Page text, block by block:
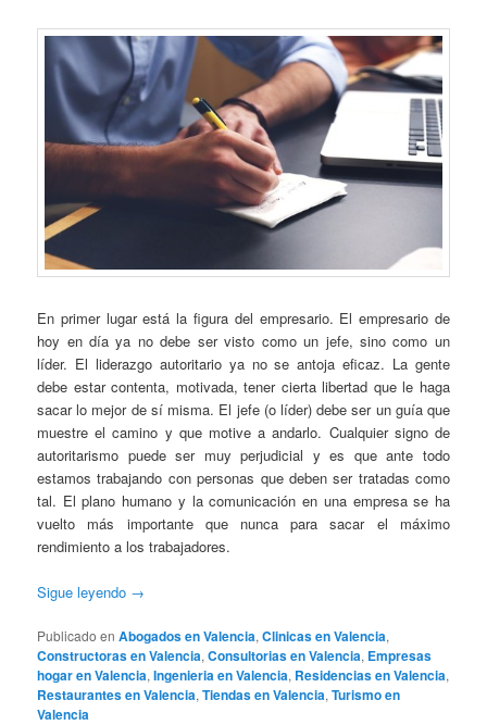
En primer lugar está la figura del empresario. El empresario de
hoy en día ya no debe ser visto como un jefe, sino como un
líder. El liderazgo autoritario ya no se antoja eficaz. La gente
debe estar contenta, motivada, tener cierta libertad que le haga
sacar lo mejor de sí misma. El jefe (o líder) debe ser un guía que
muestre el camino y que motive a andarlo. Cualquier signo de
autoritarismo puede ser muy perjudicial y es que ante todo
estamos trabajando con personas que deben ser tratadas como
tal. El plano humano y la comunicación en una empresa se ha
vuelto más importante que nunca para sacar el máximo
rendimiento a los trabajadores.
Sigue leyendo →
Publicado en Abogados en Valencia,Clinicas en Valencia,
Constructoras en Valencia,Consultorias en Valencia, Empresas
hogar en Valencia,Ingenieria en Valencia, Residencias en Valencia,
Restaurantes en Valencia,Tiendas en Valencia,Turismo en
Valencia